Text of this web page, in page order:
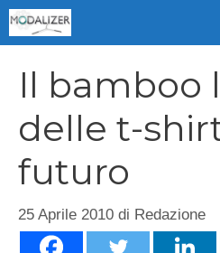
Vai
al
Il bamboo
delle t-
futuro
25 Aprile 2010 di Redazione